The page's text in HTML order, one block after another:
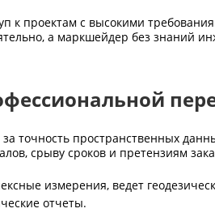
к проектам с высокими
а маркшейдер без знаний
точность пространственных
срыву сроков и претензиям
измерения, ведет
отчеты.